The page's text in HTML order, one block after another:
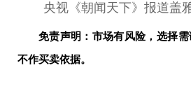
央视《朝闻天下》报道盖
免责声明：市场有风险，选择需
不作买卖依据。